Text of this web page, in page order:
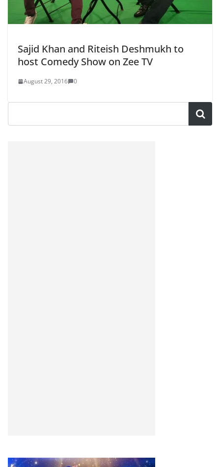
Sajid Khan and Riteish Deshmukh to
host Comedy Show on Zee TV
August 29, 2016 0